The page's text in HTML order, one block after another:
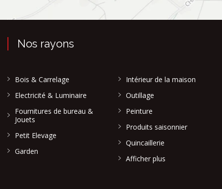
Nos rayons
Bois & Carrelage
Electricité & Luminaire
Fournitures de bureau &
Jouets
Petit Elevage
Garden
Intérieur de la maison
Outillage
Peinture
Produits saisonnier
Quincaillerie
Afficher plus